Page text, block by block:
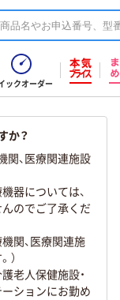
ックオーダー
か？
関、医療関連施設
器については、
のでご了承くだ
関、医療関連施
）
老人保健施設・
ーションにお勤め